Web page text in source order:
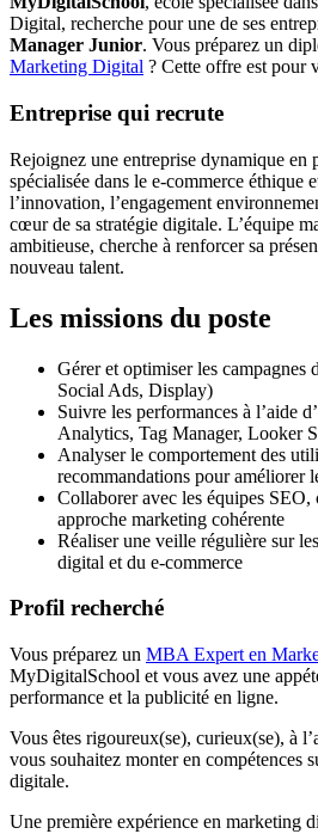
Digital, recherche pour une de ses
Manager Junior. Vous préparez un
Marketing Digital ? Cette offre est pour
Entreprise qui recrute
Rejoignez une entreprise dynamique en
spécialisée dans le e-commerce éthique
l’innovation, l’engagement
cœur de sa stratégie digitale. L’équipe
ambitieuse, cherche à renforcer sa
nouveau talent.
Les missions du poste
Gérer et optimiser les campagnes
Social Ads, Display)
Suivre les performances à l’aide
Analytics, Tag Manager, Looker
Analyser le comportement des
recommandations pour améliorer
Collaborer avec les équipes
approche marketing cohérente
Réaliser une veille régulière sur
digital et du e-commerce
Profil recherché
Vous préparez un MBA Expert en
MyDigitalSchool et vous avez une
performance et la publicité en ligne.
Vous êtes rigoureux(se), curieux(se), à
vous souhaitez monter en compétences
digitale.
Une première expérience en marketing